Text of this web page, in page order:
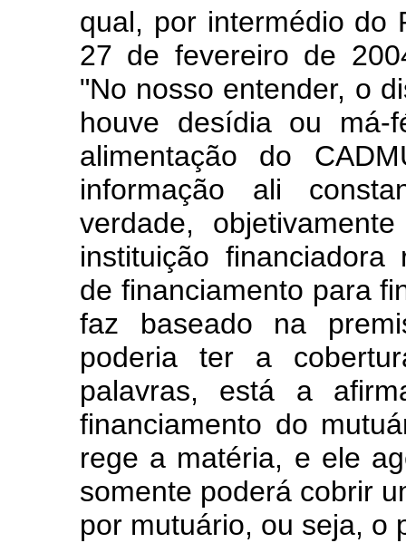
qual, por intermédio do
27 de fevereiro de
"No nosso entender, o
houve desídia ou má-
alimentação do
informação ali
verdade,
instituição
de financiamento para
faz baseado na
poderia ter a
palavras, está a
financiamento do
rege a matéria, e ele
somente poderá cobrir
por mutuário, ou seja, o